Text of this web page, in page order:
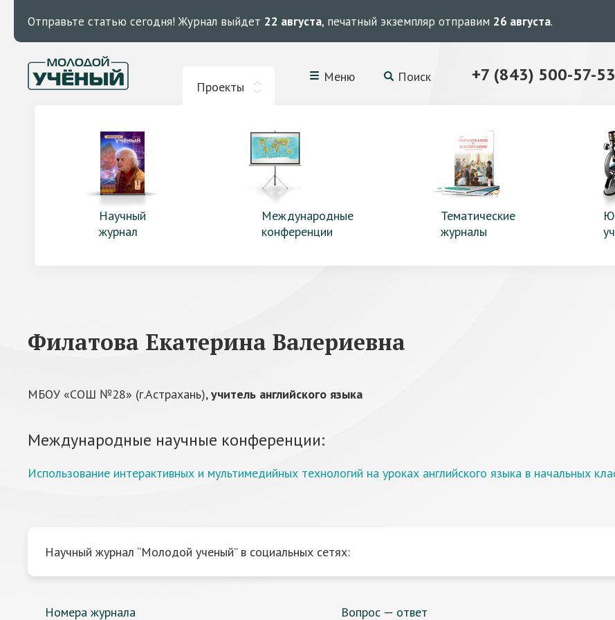
Отправьте статью сегодня! Журнал выйдет 22 августа, печатный экземпляр отправим 26 августа.
Проекты
Меню Поиск +7 (843) 500-57-53
Научный
журнал
Международные
конференции
Тематические
журналы
Филатова Екатерина Валериевна
МБОУ «СОШ №28» (г.Астрахань),учитель английского языка
Международные научные конференции:
Использование интерактивных и мультимедийных технологий на уроках английского языка в начальных
Научный журнал “Молодой ученый” в социальных сетях:
Номера журнала Вопрос — ответ